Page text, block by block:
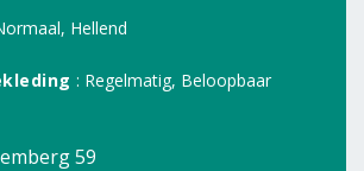
Hellend
: Regelmatig, Beloopbaar
59